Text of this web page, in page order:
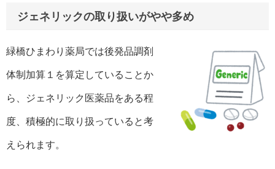
ジェネリックの取り扱いがやや多め
緑橋ひまわり薬局では後発品調剤
体制加算１を算定していることか
ら、ジェネリック医薬品をある程
度、積極的に取り扱っていると考
えられます。